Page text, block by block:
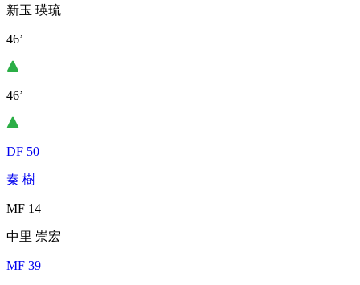
新玉 瑛琉
46’
46’
DF 50
秦 樹
MF 14
中里 崇宏
MF 39